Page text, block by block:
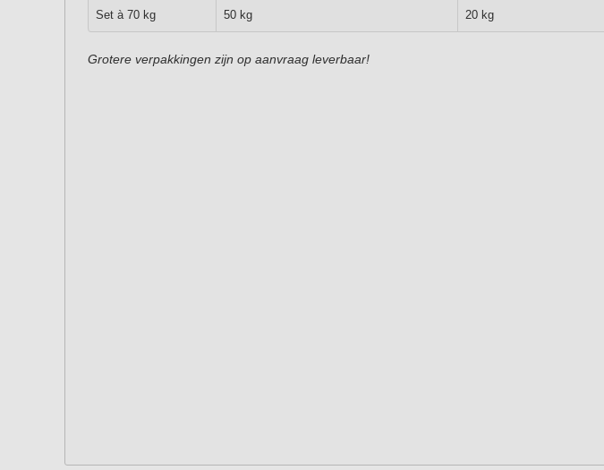
Set à 70 kg 50 kg 20 kg
Grotere verpakkingen zijn op aanvraag leverbaar!